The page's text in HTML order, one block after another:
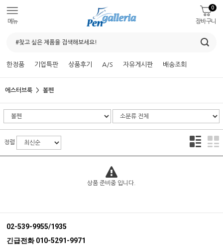
메뉴 장바구니
0
한정품 기업특판 상품후기 A/S 자유게시판 배송조회
에스터브룩 볼펜
정렬
상품 준비중 입니다.
02-539-9955/1935
긴급전화 010-5291-9971